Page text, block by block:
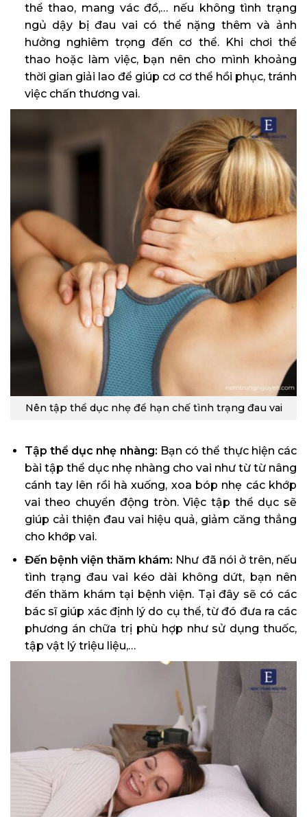
thể thao, mang vác đồ,… nếu không tình trạng
ngủ dậy bị đau vai có thể nặng thêm và ảnh
hưởng nghiêm trọng đến cơ thể. Khi chơi thể
thao hoặc làm việc, bạn nên cho mình khoảng
thời gian giải lao để giúp cơ cơ thể hồi phục, tránh
việc chấn thương vai.
Nên tập thể dục nhẹ để hạn chế tình trạng đau vai
Tập thể dục nhẹ nhàng: Bạn có thể thực hiện các
bài tập thể dục nhẹ nhàng cho vai như từ từ nâng
cánh tay lên rồi hà xuống, xoa bóp nhẹ các khớp
vai theo chuyển động tròn. Việc tập thể dục sẽ
giúp cải thiện đau vai hiệu quả, giảm căng thẳng
cho khớp vai.
Đến bệnh viện thăm khám: Như đã nói ở trên, nếu
tình trạng đau vai kéo dài không dứt, bạn nên
đến thăm khám tại bệnh viện. Tại đây sẽ có các
bác sĩ giúp xác định lý do cụ thể, từ đó đưa ra các
phương án chữa trị phù hợp như sử dụng thuốc,
tập vật lý triệu liệu,…